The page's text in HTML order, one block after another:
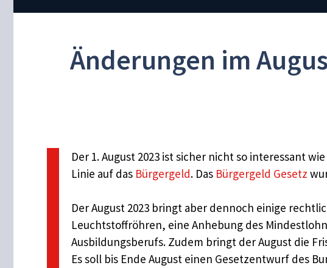
Änderungen im
Der 1. August 2023 ist sicher nicht so interessant
Linie auf das Bürgergeld. Das Bürgergeld Gesetz
Der August 2023 bringt aber dennoch einige
Leuchtstoffröhren, eine Anhebung des
Ausbildungsberufs. Zudem bringt der August die
Es soll bis Ende August einen Gesetzentwurf des